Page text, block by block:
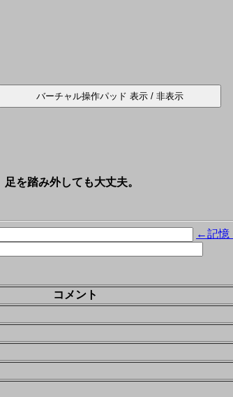
を踏み外しても大丈夫。
←記憶
コメント